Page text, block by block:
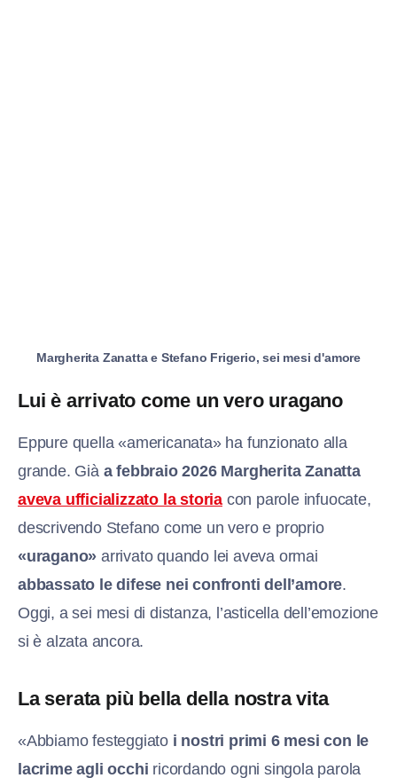
Margherita Zanatta e Stefano Frigerio, sei mesi d'amore
Lui è arrivato come un vero uragano
Eppure quella «americanata» ha funzionato alla
grande. Già a febbraio 2026 Margherita Zanatta
aveva ufficializzato la storia con parole infuocate,
descrivendo Stefano come un vero e proprio
«uragano» arrivato quando lei aveva ormai
abbassato le difese nei confronti dell’amore.
Oggi, a sei mesi di distanza, l’asticella dell’emozione
si è alzata ancora.
La serata più bella della nostra vita
«Abbiamo festeggiato i nostri primi 6 mesi con le
lacrime agli occhi ricordando ogni singola parola